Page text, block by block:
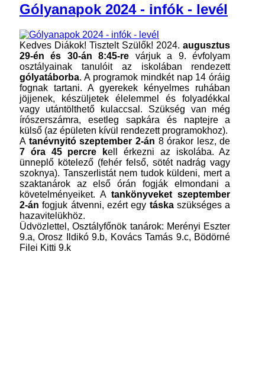
Gólyanapok 2024 - infók - levél
Kedves Diákok! Tisztelt Szülők! 2024.augusztus
29-én és 30-án 8:45-re várjuk a 9. évfolyam
osztályainak tanulóit az iskolában rendezett
gólyatáborba. A programok mindkét nap 14 óráig
fognak tartani. A gyerekek kényelmes ruhában
jöjjenek, készüljetek élelemmel és folyadékkal
vagy utántölthető kulaccsal. Szükség van még
írószerszámra, esetleg sapkára és naptejre a
külső (az épületen kívül rendezett programokhoz).
A tanévnyitó szeptember 2-án 8 órakor lesz, de
7 óra 45 percre kell érkezni az iskolába. Az
ünneplő kötelező (fehér felső, sötét nadrág vagy
szoknya). Tanszerlistát nem tudok küldeni, mert a
szaktanárok az első órán fogják elmondani a
követelményeiket. Atankönyveket szeptember
2-án fogjuk átvenni, ezért egy táskaszükséges a
hazavitelükhöz.
Üdvözlettel, Osztályfőnök tanárok: Merényi Eszter
9.a, Orosz Ildikó 9.b, Kovács Tamás 9.c, Bödörné
Filei Kitti 9.k